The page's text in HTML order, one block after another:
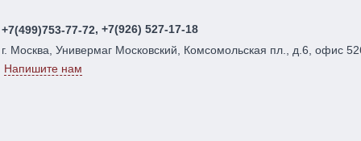
+7(499)753-77-72, +7(926) 527-17-18
г. Москва, Универмаг Московский, Комсомольская пл., д.6, офис
Напишите нам